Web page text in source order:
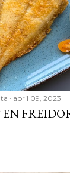
abril 09, 2023